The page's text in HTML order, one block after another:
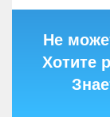
Не
Хотите